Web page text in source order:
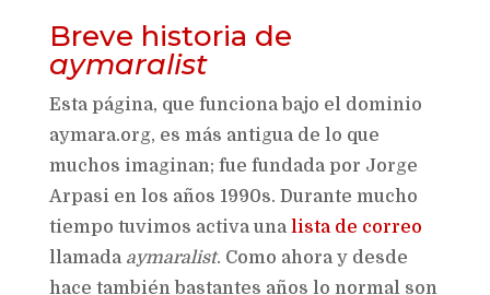
Breve historia de
aymaralist
Esta página, que funciona bajo el dominio
aymara.org, es más antigua de lo que
muchos imaginan; fue fundada por Jorge
Arpasi en los años 1990s. Durante mucho
tiempo tuvimos activa unalista de correo
llamada aymaralist. Como ahora y desde
hace también bastantes años lo normal son